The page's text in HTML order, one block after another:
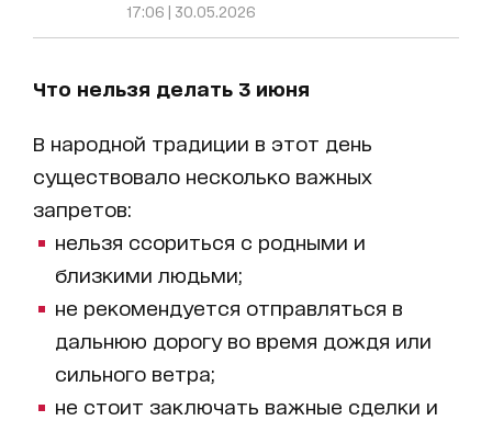
17:06 | 30.05.2026
Что нельзя делать 3 июня
В народной традиции в этот день
существовало несколько важных
запретов:
нельзя ссориться с родными и
близкими людьми;
не рекомендуется отправляться в
дальнюю дорогу во время дождя или
сильного ветра;
не стоит заключать важные сделки и